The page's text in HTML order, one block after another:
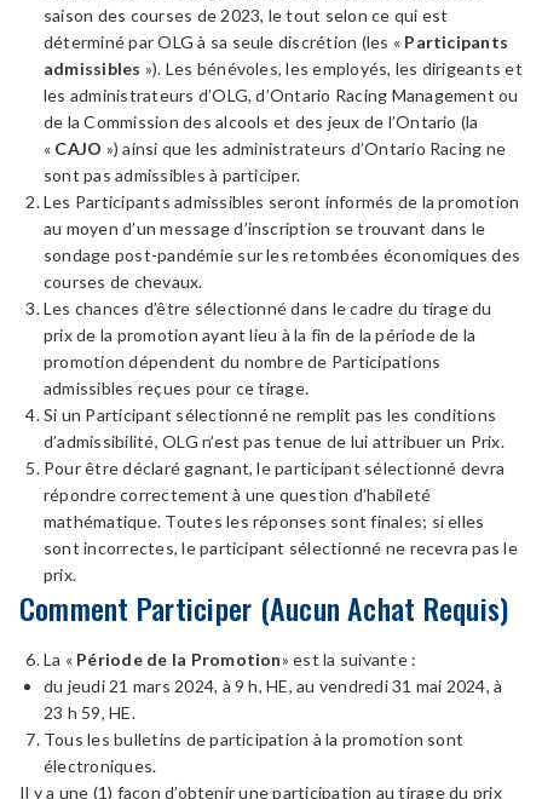
saison des courses de 2023, le tout selon ce qui est
déterminé par OLG à sa seule discrétion (les « Participants
admissibles »). Les bénévoles, les employés, les dirigeants et
les administrateurs d’OLG, d’Ontario Racing Management ou
de la Commission des alcools et des jeux de l’Ontario (la
« CAJO ») ainsi que les administrateurs d’Ontario Racing ne
sont pas admissibles à participer.
Les Participants admissibles seront informés de la promotion
au moyen d’un message d’inscription se trouvant dans le
sondage post-pandémie sur les retombées économiques des
courses de chevaux.
Les chances d’être sélectionné dans le cadre du tirage du
prix de la promotion ayant lieu à la fin de la période de la
promotion dépendent du nombre de Participations
admissibles reçues pour ce tirage.
Si un Participant sélectionné ne remplit pas les conditions
d’admissibilité, OLG n’est pas tenue de lui attribuer un Prix.
Pour être déclaré gagnant, le participant sélectionné devra
répondre correctement à une question d’habileté
mathématique. Toutes les réponses sont finales; si elles
sont incorrectes, le participant sélectionné ne recevra pas le
prix.
Comment Participer (Aucun Achat Requis)
La « Période de la Promotion» est la suivante :
du jeudi 21 mars 2024, à 9 h, HE, au vendredi 31 mai 2024, à
23 h 59, HE.
Tous les bulletins de participation à la promotion sont
électroniques.
Il y a une (1) façon d’obtenir une participation au tirage du prix